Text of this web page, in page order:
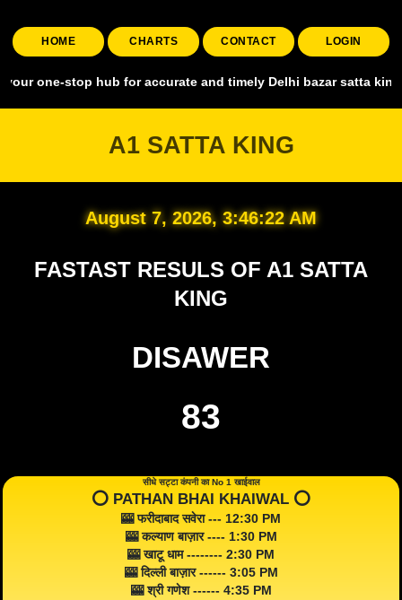
HOME CHARTS CONTACT LOGIN
hub for accurate and timely Delhi bazar satta king,
A1 SATTA KING
August 7, 2026, 3:46:23 AM
FASTAST RESULS OF A1 SATTA
KING
DISAWER
83
सीधे सट्टा कंपनी का No 1 खाईवाल
⭕️ PATHAN BHAI KHAIWAL ⭕️
🎰 फरीदाबाद सवेरा --- 12:30 PM
🎰 कल्याण बाज़ार ---- 1:30 PM
🎰 खाटू धाम -------- 2:30 PM
🎰 दिल्ली बाज़ार ------ 3:05 PM
🎰 श्री गणेश ------ 4:35 PM